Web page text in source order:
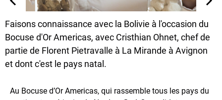
Faisons connaissance avec la Bolivie à l'occasion du
Bocuse d'Or Americas, avec Cristhian Ohnet, chef de
partie de Florent Pietravalle à La Mirande à Avignon
et dont c'est le pays natal.
Au Bocuse d’Or Americas, qui rassemble tous les pays du